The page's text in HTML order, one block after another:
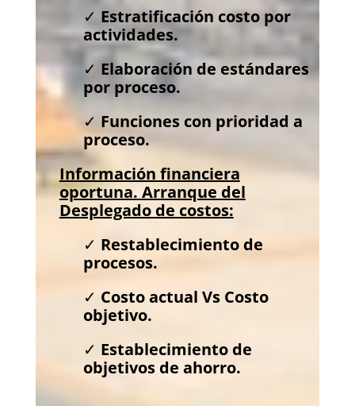
✓ Estratificación costo por
actividades.
✓ Elaboración de estándares
por proceso.
✓ Funciones con prioridad a
proceso.
Información financiera
oportuna. Arranque del
Desplegado de costos:
✓ Restablecimiento de
procesos.
✓ Costo actual Vs Costo
objetivo.
✓ Establecimiento de
objetivos de ahorro.